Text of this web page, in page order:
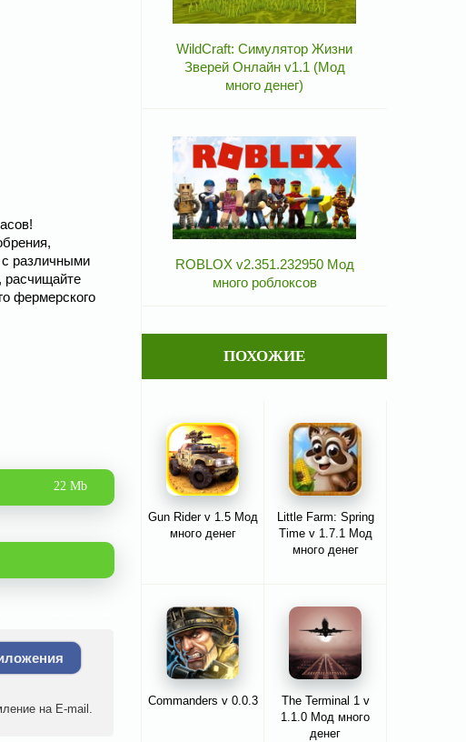
с различными
расчищайте
фермерского
22 Mb
на E-mail.
WildCraft: Симулятор Жизни
Зверей Онлайн v1.1 (Мод
много денег)
ROBLOX v2.351.232950 Мод
много роблоксов
ПОХОЖИЕ
Gun Rider v 1.5 Мод
много денег
Little Farm: Spring
Time v 1.7.1 Мод
много денег
Commanders v 0.0.3
The Terminal 1 v
1.1.0 Мод много
денег